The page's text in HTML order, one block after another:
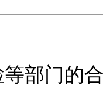
部门的